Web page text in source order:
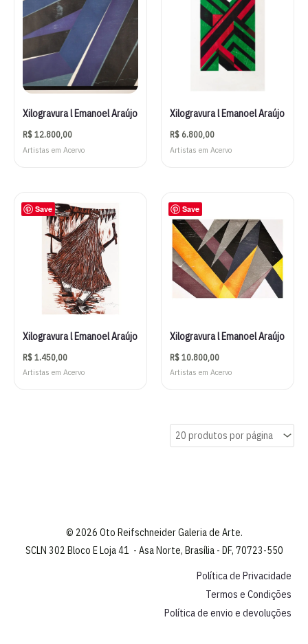
Xilogravura l Emanoel Araújo
R$12.800,00
Artistas em Acervo
Xilogravura l Emanoel Araújo
R$ 6.800,00
Artistas em Acervo
Save
Xilogravura l Emanoel Araújo
R$1.450,00
Artistas em Acervo
Save
Xilogravura l Emanoel Araújo
R$10.800,00
Artistas em Acervo
© 2026 Oto Reifschneider Galeria de Arte.
SCLN 302 Bloco E Loja 41 - Asa Norte, Brasília - DF, 70723-550
Política de Privacidade
Termos e Condições
Política de envio e devoluções